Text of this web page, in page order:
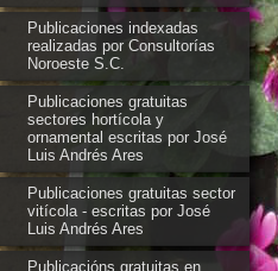
Publicaciones indexadas
realizadas por Consultorías
Noroeste S.C.
Publicaciones gratuitas
sectores hortícola y
ornamental escritas por José
Luis Andrés Ares
Publicaciones gratuitas sector
vitícola - escritas por José
Luis Andrés Ares
Publicacións gratuitas en